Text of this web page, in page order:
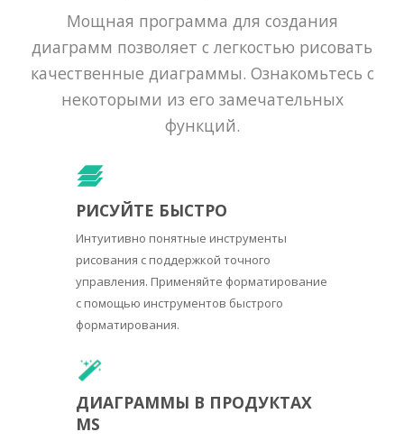
Мощная программа для создания
диаграмм позволяет с легкостью рисовать
качественные диаграммы. Ознакомьтесь с
некоторыми из его замечательных
функций.
РИСУЙТЕ БЫСТРО
Интуитивно понятные инструменты
рисования с поддержкой точного
управления. Применяйте форматирование
с помощью инструментов быстрого
форматирования.
ДИАГРАММЫ В ПРОДУКТАХ
MS